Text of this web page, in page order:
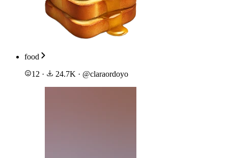
food
12 · 24.7K · @claraordoyo